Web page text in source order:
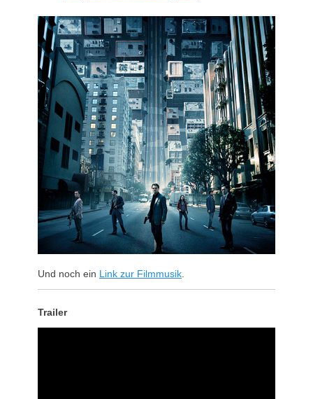
Und noch ein Link zur Filmmusik
Trailer